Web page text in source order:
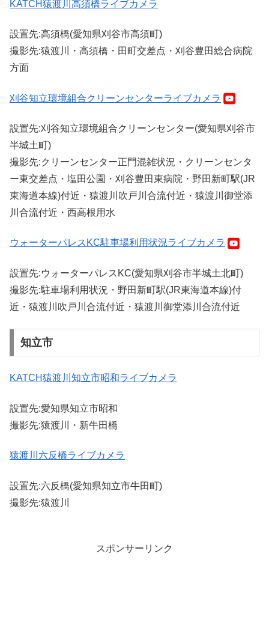
KATCH猿渡川高須橋ライブカメラ
設置先:高須橋(愛知県刈谷市高須町)
撮影先:猿渡川・高須橋・田町交差点・刈谷豊田総合病院
方面
刈谷知立環境組合クリーンセンターライブカメラ
設置先:刈谷知立環境組合クリーンセンター(愛知県刈谷市
半城土町)
撮影先:クリーンセンター正門混雑状況・クリーンセンタ
ー東交差点・塩田公園・刈谷豊田東病院・野田新町駅(JR
東海道本線)付近・猿渡川吹戸川合流付近・猿渡川御堂添
川合流付近・西高根用水
ウォーターパレスKC駐車場利用状況ライブカメラ
設置先:ウォーターパレスKC(愛知県刈谷市半城土北町)
撮影先:駐車場利用状況・野田新町駅(JR東海道本線)付
近・猿渡川吹戸川合流付近・猿渡川御堂添川合流付近
知立市
KATCH猿渡川知立市昭和ライブカメラ
設置先:愛知県知立市昭和
撮影先:猿渡川・新牛田橋
猿渡川六反橋ライブカメラ
設置先:六反橋(愛知県知立市牛田町)
撮影先:猿渡川
スポンサーリンク